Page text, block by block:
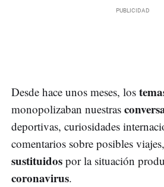
Desde hace unos meses, los
monopolizaban nuestras
deportivas, curiosidades
comentarios sobre posibles
sustituidos por la situación
coronavirus.